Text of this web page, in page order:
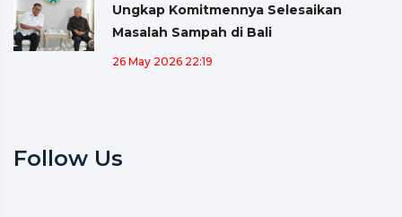
Ungkap Komitmennya Selesaikan
Masalah Sampah di Bali
26 May 2026 22:19
Follow Us